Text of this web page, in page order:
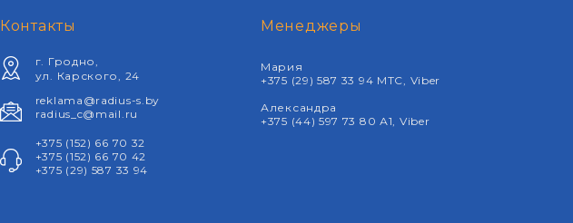
Контакты
г. Гродно,
ул. Карского, 24
reklama@radius-s.by
radius_c@mail.ru
+375 (152) 66 70 32
+375 (152) 66 70 42
+375 (29) 587 33 94
Менеджеры
Мария
+375 (29) 587 33 94 МТС, Viber
Александра
+375 (44) 597 73 80 А1, Viber